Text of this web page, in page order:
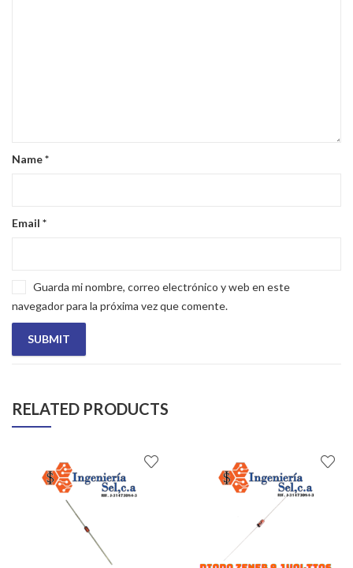
Name*
Email *
Guarda mi nombre, correo electrónico y web en este
navegador para la próxima vez que comente.
RELATED PRODUCTS